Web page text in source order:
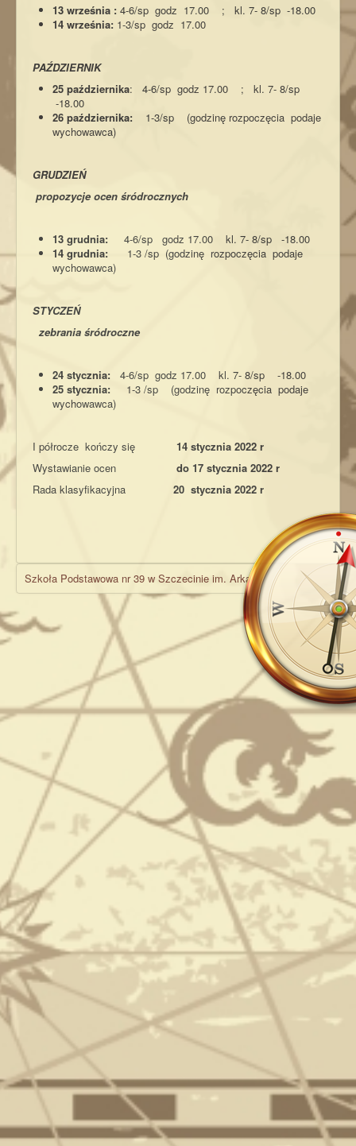
13 września : 4-6/sp godz 17.00 ; kl. 7- 8/sp -18.00
14 września: 1-3/sp godz 17.00
PAŹDZIERNIK
25 października: 4-6/sp godz 17.00 ; kl. 7- 8/sp
-18.00
26 października:
1-3/sp (godzinę rozpoczęcia podaje
wychowawca)
GRUDZIEŃ
propozycje ocen śródrocznych
13 grudnia:
4-6/sp godz 17.00 kl. 7- 8/sp -18.00
14 grudnia:
1-3 /sp (godzinę rozpoczęcia podaje
wychowawca)
STYCZEŃ
zebrania śródroczne
24 stycznia:
4-6/sp godz 17.00 kl. 7- 8/sp -18.00
25 stycznia:
1-3 /sp (godzinę rozpoczęcia podaje
wychowawca)
I półrocze kończy się 14 stycznia 2022 r
Wystawianie ocen
do 17 stycznia 2022 r
Rada klasyfikacyjna 20 stycznia 2022 r
Szkoła Podstawowa nr 39 w Szczecinie im. Arkadego Fiedlera